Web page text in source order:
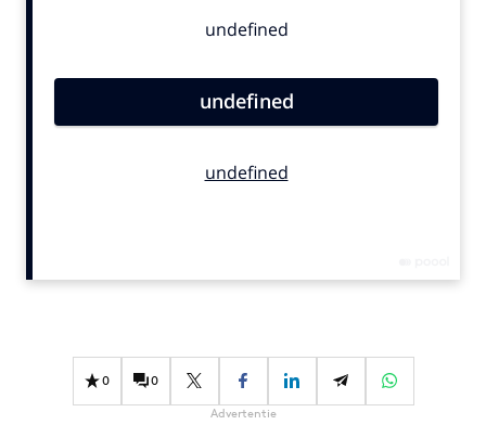
Bureaus
Effectiviteit
0 0
Advertentie